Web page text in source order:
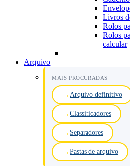
Livros
Rolos
Rolos
calcular
Arquivo
MAIS PROCURADAS
Arquivo definitivo
Classificadores
Separadores
Pastas de arquivo